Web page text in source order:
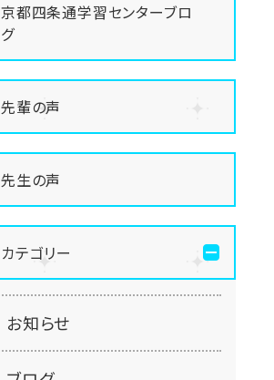
京都四条通学習センターブロ
グ
先輩の声
先生の声
カテゴリー
お知らせ